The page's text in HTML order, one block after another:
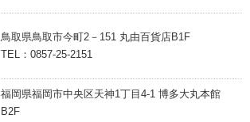
鳥取県鳥取市今町2－151 丸由百貨店B1F
TEL：0857-25-2151
福岡県福岡市中央区天神1丁目4-1 博多大丸本館
B2F